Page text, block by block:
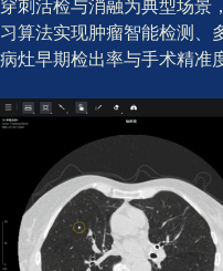
习算法实现肿瘤智能检测、
病灶早期检出率与手术精准度